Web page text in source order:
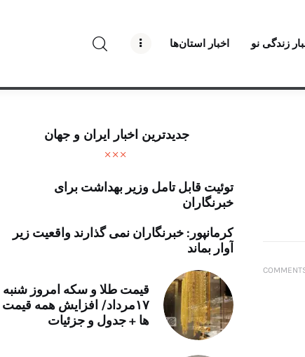
زندگی نو اخبار استان‌ها
درباره راه‌ نو نیوز
ارتباط با راه‌ نو نیوز
تبلیغات راه نو نیوز
آوین دیلی
پایگاه خبری آبان
خرید موتور ایمپلنت
جدیدترین اخبار ایران و جهان
توئیت قابل تامل وزیر بهداشت برای
خبرنگاران
کرمانپور: خبرنگاران نمی گذارند واقعیت زیر
آوار بماند
قیمت طلا و سکه امروز شنبه
۱۷مرداد/ افزایش همه قیمت
ها + جدول و جزئیات